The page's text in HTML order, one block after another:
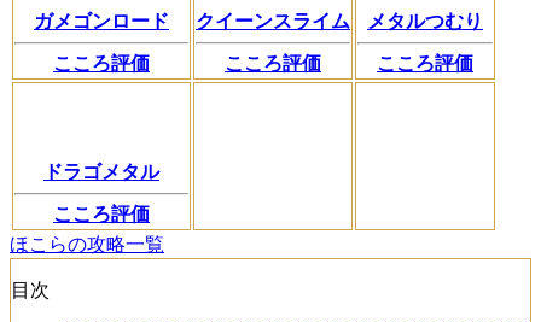
ガメゴンロード
こころ評価
クイーンスライム
こころ評価
メタルつむり
こころ評価
ドラゴメタル
こころ評価
ほこらの攻略一覧
目次